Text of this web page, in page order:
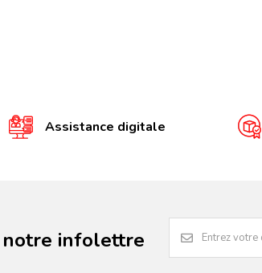
Assistance digitale
notre infolettre